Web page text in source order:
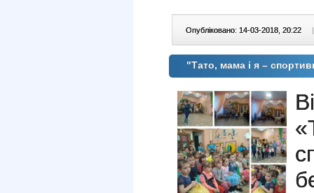
Опубліковано: 14-03-2018, 20:22 |
"Тато, мама і я –